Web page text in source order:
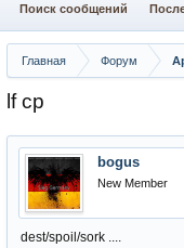
Главная Форум
lf cp
bogus
New Member
dest/spoil/sork ....
Поиск сообщений